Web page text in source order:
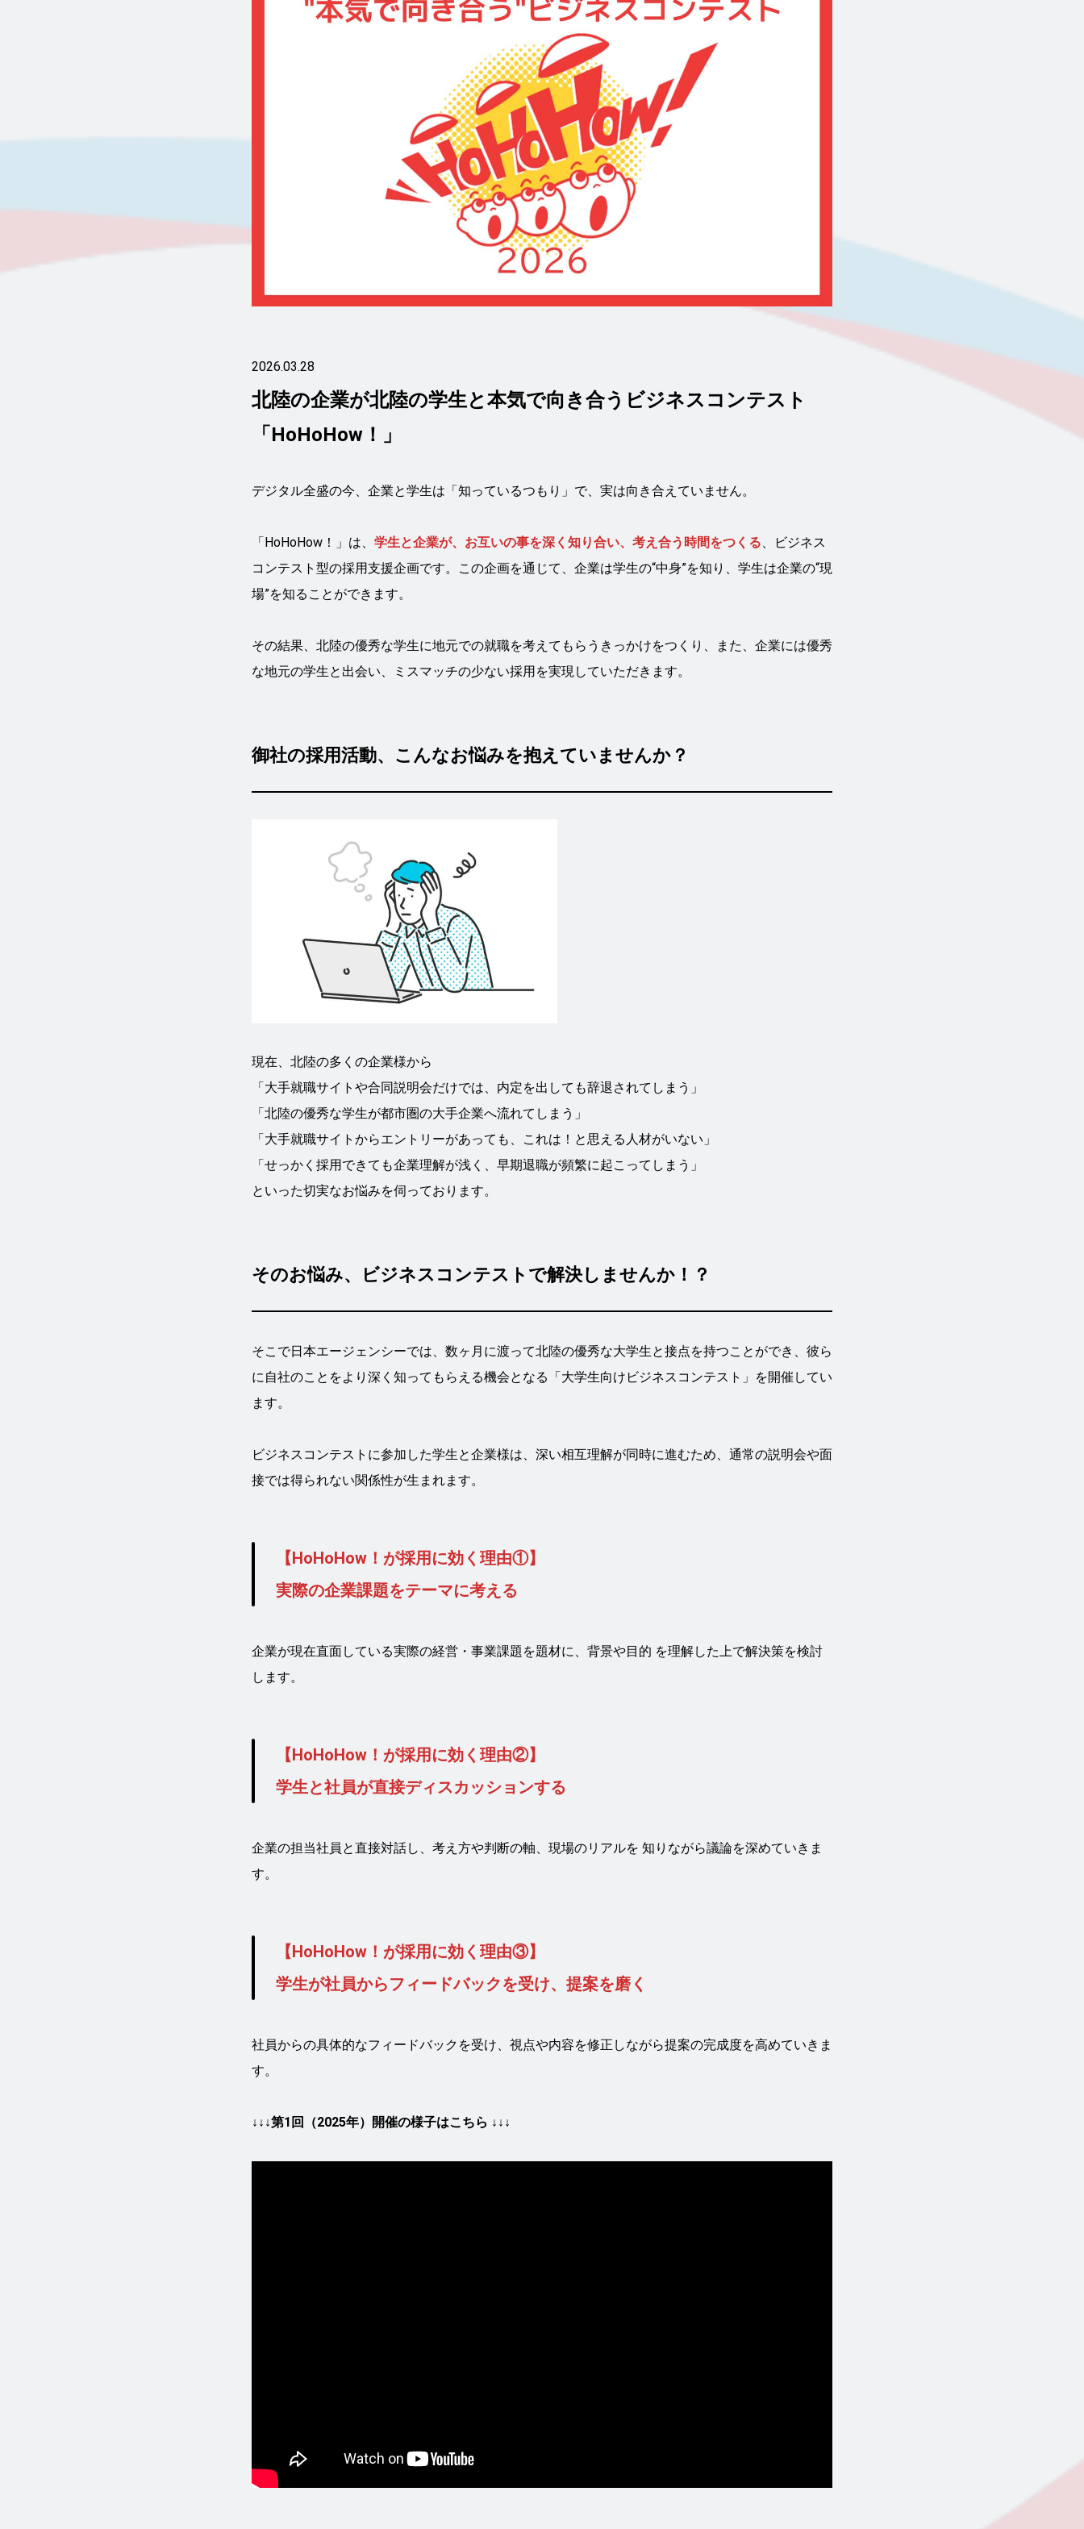
2026.03.28
北陸の企業が北陸の学生と本気で向き合うビジネスコンテスト
「HoHoHow！」
デジタル全盛の今、企業と学生は「知っているつもり」で、実は向き合えていません。
「HoHoHow！」は、 学生と企業が、お互いの事を深く知り合い、考え合う時間をつくる、ビジネス
コンテスト型の採用支援企画です。この企画を通じて、企業は学生の“中身”を知り、学生は企業の“現
場”を知ることができます。
その結果、北陸の優秀な学生に地元での就職を考えてもらうきっかけをつくり、また、企業には優秀
な地元の学生と出会い、ミスマッチの少ない採用を実現していただきます。
御社の採用活動、こんなお悩みを抱えていませんか？
現在、北陸の多くの企業様から
「大手就職サイトや合同説明会だけでは、内定を出しても辞退されてしまう」
「北陸の優秀な学生が都市圏の大手企業へ流れてしまう」
「大手就職サイトからエントリーがあっても、これは！と思える人材がいない」
「せっかく採用できても企業理解が浅く、早期退職が頻繁に起こってしまう」
といった切実なお悩みを伺っております。
そのお悩み、ビジネスコンテストで解決しませんか！？
そこで日本エージェンシーでは、数ヶ月に渡って北陸の優秀な大学生と接点を持つことができ、彼ら
に自社のことをより深く知ってもらえる機会となる「大学生向けビジネスコンテスト」を開催してい
ます。
ビジネスコンテストに参加した学生と企業様は、深い相互理解が同時に進むため、通常の説明会や面
接では得られない関係性が生まれます。
【HoHoHow！が採用に効く理由①】
実際の企業課題をテーマに考える
企業が現在直面している実際の経営・事業課題を題材に、背景や目的 を理解した上で解決策を検討
します。
【HoHoHow！が採用に効く理由②】
学生と社員が直接ディスカッションする
企業の担当社員と直接対話し、考え方や判断の軸、現場のリアルを 知りながら議論を深めていきま
す。
【HoHoHow！が採用に効く理由③】
学生が社員からフィードバックを受け、 提案を磨 く
社員からの具体的なフィードバックを受け、視点や内容を修正しながら提案の完成度を高めていきま
す。
↓↓↓第1回（2025年）開催の様子はこちら ↓↓↓